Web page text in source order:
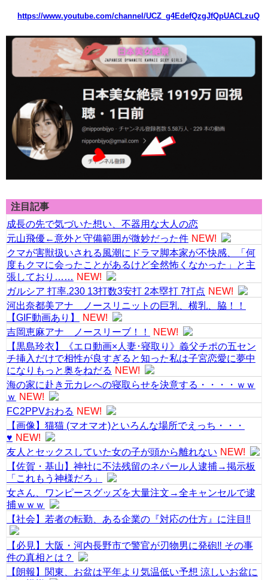
https://www.youtube.com/channel/UCZ_g4EdefQzgJfQpUACLzuQ
注目記事
成長の先で気づいた想い、不器用な大人の恋
元山飛優←意外と守備範囲が微妙だった件 NEW!
クマが害獣扱いされる風潮にドラマ脚本家が不快感、「何
度もクマに会ったことがあるけど全然怖くなかった」と主
張しており……
NEW!
ガルシア 打率.230 13打数3安打 2本塁打 7打点 NEW!
河出奈都美アナ ノースリニットの巨乳、横乳、脇！！
【GIF動画あり】
NEW!
吉岡恵麻アナ ノースリーブ！！
NEW!
【黒島玲衣】《エロ動画×人妻･寝取り》義父チポの五セン
チ挿入だけで相性が良すぎると知った私は子宮恋愛に夢中
になりもっと奥をねだる NEW!
海の家に赴き元カレへの寝取らせを決意する・・・・ｗｗ
ｗ
NEW!
FC2PPVおわる NEW!
【画像】猫猫 (マオマオ)といろんな場所でえっち・・・
♥ NEW!
友人とセックスしていた女の子が頭から離れない NEW!
【佐賀・基山】神社に不法残留のネパール人逮捕→掲示板
「これもう神様だろ」
女さん、ワンピースグッズを大量注文→全キャンセルで逮
捕ｗｗｗ
【社会】若者の転勤、ある企業の『対応の仕方』に注目‼
【必見】大阪・河内長野市で警官が刃物男に発砲‼ その事
件の真相とは？
【朗報】関東、お盆は平年より気温低い予想 涼しいお盆に